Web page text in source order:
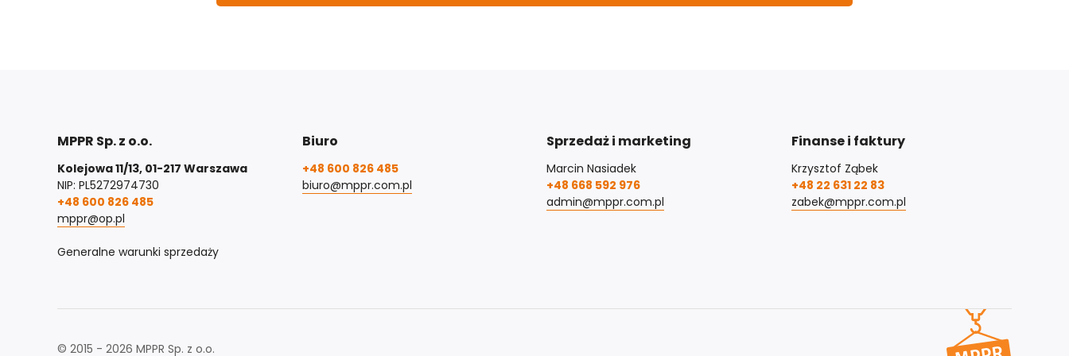
MPPR Sp. z o.o.
Kolejowa 11/13, 01-217 Warszawa
NIP: PL5272974730
+48 600 826 485
mppr@op.pl
Generalne warunki sprzedaży
Biuro
+48 600 826 485
biuro@mppr.com.pl
Sprzedaż i marketing
Marcin Nasiadek
+48 668 592 976
admin@mppr.com.pl
Finanse i faktury
Krzysztof Ząbek
+48 22 631 22 83
zabek@mppr.com.pl
© 2015 - 2026 MPPR Sp. z o.o.